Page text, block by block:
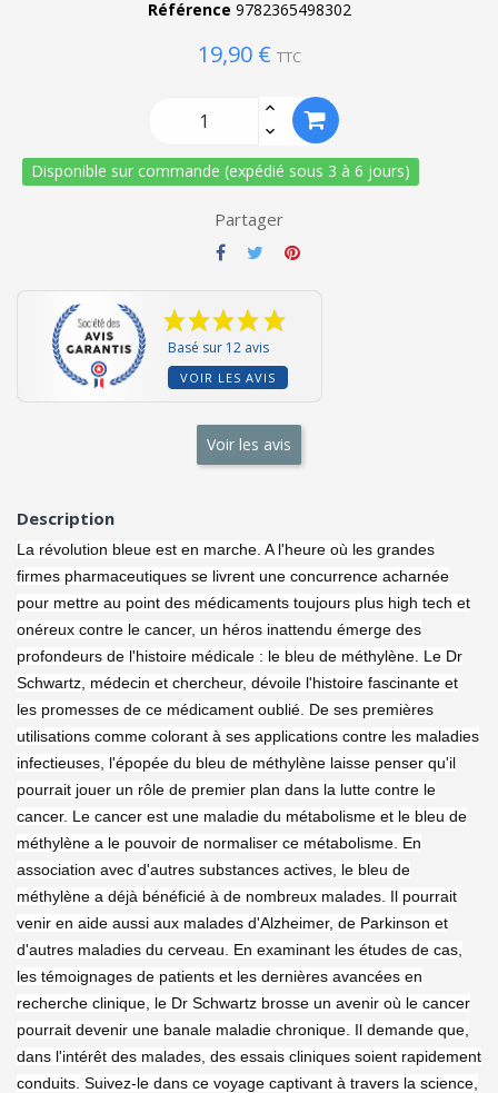
Référence 9782365498302
19,90 € TTC
Disponible sur commande (expédié sous 3 à 6 jours)
Partager
Basé sur 12 avis
VOIR LES AVIS
Voir les avis
Description
La révolution bleue est en marche. A l'heure où les grandes
firmes pharmaceutiques se livrent une concurrence acharnée
pour mettre au point des médicaments toujours plus high tech et
onéreux contre le cancer, un héros inattendu émerge des
profondeurs de l'histoire médicale : le bleu de méthylène. Le Dr
Schwartz, médecin et chercheur, dévoile l'histoire fascinante et
les promesses de ce médicament oublié. De ses premières
utilisations comme colorant à ses applications contre les maladies
infectieuses, l'épopée du bleu de méthylène laisse penser qu'il
pourrait jouer un rôle de premier plan dans la lutte contre le
cancer. Le cancer est une maladie du métabolisme et le bleu de
méthylène a le pouvoir de normaliser ce métabolisme. En
association avec d'autres substances actives, le bleu de
méthylène a déjà bénéficié à de nombreux malades. Il pourrait
venir en aide aussi aux malades d'Alzheimer, de Parkinson et
d'autres maladies du cerveau. En examinant les études de cas,
les témoignages de patients et les dernières avancées en
recherche clinique, le Dr Schwartz brosse un avenir où le cancer
pourrait devenir une banale maladie chronique. Il demande que,
dans l'intérêt des malades, des essais cliniques soient rapidement
conduits. Suivez-le dans ce voyage captivant à travers la science,